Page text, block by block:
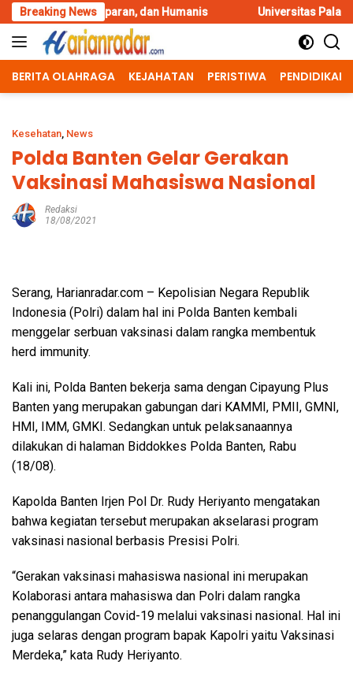
Skip
to
content
Breaking News
dan Humanis Universitas Palangka Raya Perkuat
BERITA OLAHRAGA KEJAHATAN PERISTIWA PENDIDIKAN
Kesehatan, News
Polda Banten Gelar Gerakan
Vaksinasi Mahasiswa Nasional
Redaksi
18/08/2021
Serang, Harianradar.com – Kepolisian Negara Republik
Indonesia (Polri) dalam hal ini Polda Banten kembali
menggelar serbuan vaksinasi dalam rangka membentuk
herd immunity.
Kali ini, Polda Banten bekerja sama dengan Cipayung Plus
Banten yang merupakan gabungan dari KAMMI, PMII, GMNI,
HMI, IMM, GMKI. Sedangkan untuk pelaksanaannya
dilakukan di halaman Biddokkes Polda Banten, Rabu
(18/08).
Kapolda Banten Irjen Pol Dr. Rudy Heriyanto mengatakan
bahwa kegiatan tersebut merupakan akselarasi program
vaksinasi nasional berbasis Presisi Polri.
“Gerakan vaksinasi mahasiswa nasional ini merupakan
Kolaborasi antara mahasiswa dan Polri dalam rangka
penanggulangan Covid-19 melalui vaksinasi nasional. Hal ini
juga selaras dengan program bapak Kapolri yaitu Vaksinasi
Merdeka,” kata Rudy Heriyanto.